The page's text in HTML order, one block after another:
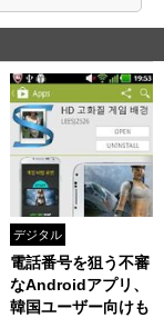
デジタル
電話番号を狙う不審
なAndroidアプリ、
韓国ユーザー向けも